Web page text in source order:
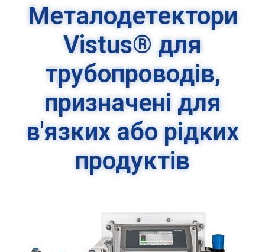
Металодетектори
Vistus® для
трубопроводів,
призначені для
в'язких або рідких
продуктів